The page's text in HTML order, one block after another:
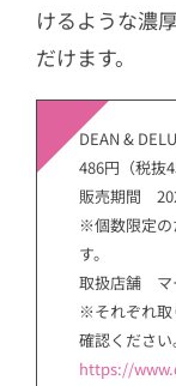
けるような濃
だけます。
DEAN &
486円（税抜
販売期間
※個数限定の
す。
取扱店舗 マ
※それぞれ取
確認ください
https://